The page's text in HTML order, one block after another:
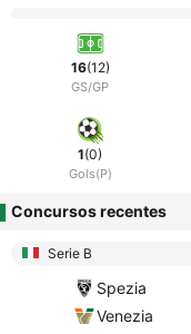
16(12)
GS/GP
1(0)
Gols(P)
Concursos recentes
Serie B
Spezia
Venezia